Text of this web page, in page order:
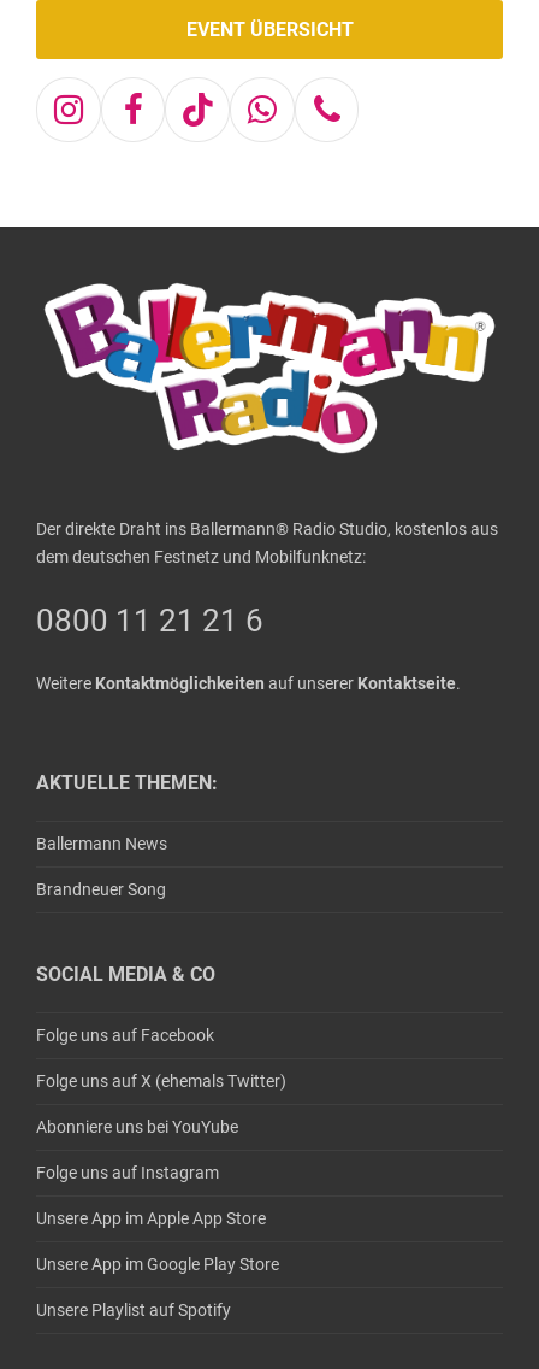
EVENT ÜBERSICHT
Instagram
Facebook
TiktokWhatsapp
Telefon
Der direkte Draht ins Ballermann® Radio Studio, kostenlos aus
dem deutschen Festnetz und Mobilfunknetz:
0800 11 21 21 6
Weitere Kontaktmöglichkeiten auf unserer Kontaktseite.
AKTUELLE THEMEN:
Ballermann News
Brandneuer Song
SOCIAL MEDIA & CO
Folge uns auf Facebook
Folge uns auf X (ehemals Twitter)
Abonniere uns bei YouYube
Folge uns auf Instagram
Unsere App im Apple App Store
Unsere App im Google Play Store
Unsere Playlist auf Spotify